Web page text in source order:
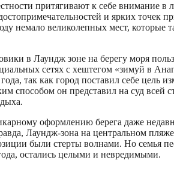
притягивают к себе внимание в
и ярких точек
немало великолепных мест, которые
в Лаундж зоне на берегу моря
сетях с хештегом «зимуй в
так как город поставил себе цель
способом он представил на суд всей
оформлению берега даже
Лаундж-зона на центральном
были стерты волнами. Но семья
остались целыми и невредимыми.